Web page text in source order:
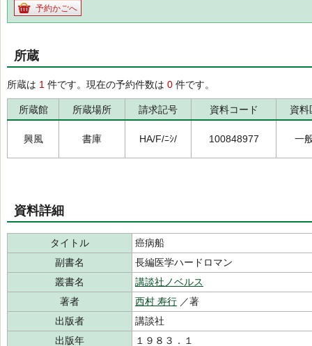
予約かごへ
所蔵
所蔵は 1 件です。現在の予約件数は 0 件です。
所蔵館 所蔵場所 請求記号 資料コード 資料
興風 書庫 HA/F/ﾆｼ/ 100848977 一
資料詳細
タイトル
癌病船
副書名
長編医学ハードロマン
叢書名
講談社ノベルス
著者
西村 寿行 ／著
出版者
講談社
出版年
１９８３．１